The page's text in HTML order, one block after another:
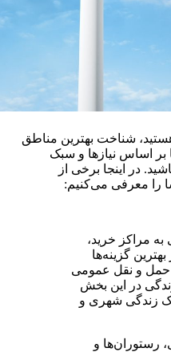
شناخت بهترین مناطق
بر اساس نیازها و سبک
در اینجا برخی از
را معرفی می‌کنیم:
به مراکز خرید،
گزینه‌ها
حمل و نقل عمومی
در این بخش
زندگی شهری و
رستوران‌ها و